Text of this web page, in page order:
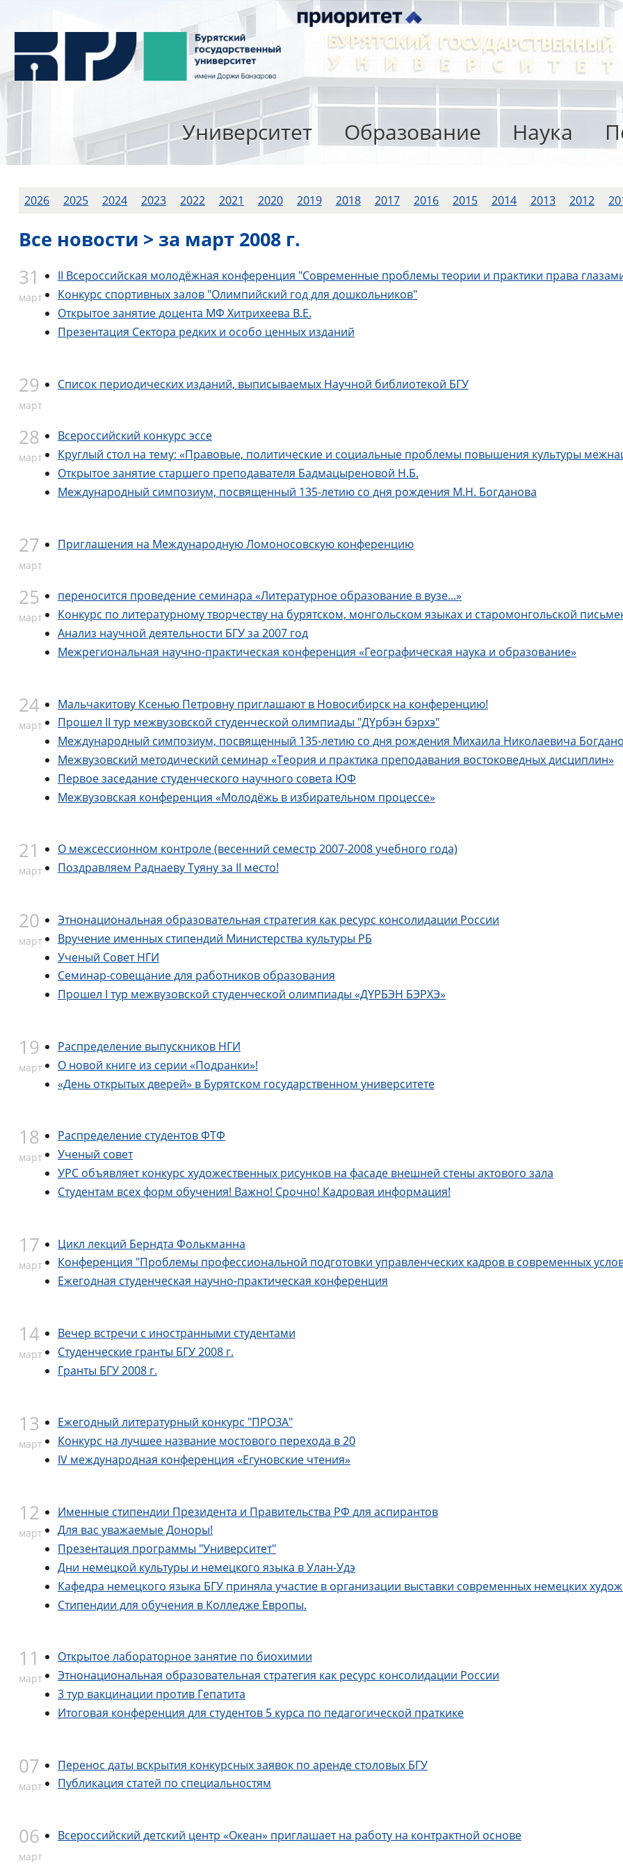
Университет Образование Наука
2026 2025 2024 2023 2022 2021 2020 2019 2018 2017 2016 2015 2014 2013 2012
Все новости > за март 2008 г.
31
март
II Всероссийская молодёжная конференция "Современные проблемы теории и практики права
Конкурс спортивных залов "Олимпийский год для дошкольников"
Открытое занятие доцента МФ Хитрихеева В.Е.
Презентация Сектора редких и особо ценных изданий
29
март
Список периодических изданий, выписываемых Научной библиотекой БГУ
28
март
Всероссийский конкурс эссе
Круглый стол на тему: «Правовые, политические и социальные проблемы повышения культуры
Открытое занятие старшего преподавателя Бадмацыреновой Н.Б.
Международный симпозиум, посвященный 135-летию со дня рождения М.Н. Богданова
27
март
Приглашения на Международную Ломоносовскую конференцию
25
март
переносится проведение семинара «Литературное образование в вузе...»
Конкурс по литературному творчеству на бурятском, монгольском языках и старомонгольской
Анализ научной деятельности БГУ за 2007 год
Межрегиональная научно-практическая конференция «Географическая наука и образование»
24
март
Мальчакитову Ксенью Петровну приглашают в Новосибирск на конференцию!
Прошел II тур межвузовской студенческой олимпиады "ДYрбэн бэрхэ"
Международный симпозиум, посвященный 135-летию со дня рождения Михаила Николаевича
Межвузовский методический семинар «Теория и практика преподавания востоковедных дисциплин»
Первое заседание студенческого научного совета ЮФ
Межвузовская конференция «Молодёжь в избирательном процессе»
21
март
О межсессионном контроле (весенний семестр 2007-2008 учебного года)
Поздравляем Раднаеву Туяну за II место!
20
март
Этнонациональная образовательная стратегия как ресурс консолидации России
Вручение именных стипендий Министерства культуры РБ
Ученый Совет НГИ
Семинар-совещание для работников образования
Прошел I тур межвузовской студенческой олимпиады «ДYРБЭН БЭРХЭ»
19
март
Распределение выпускников НГИ
О новой книге из серии «Подранки»!
«День открытых дверей» в Бурятском государственном университете
18
март
Распределение студентов ФТФ
Ученый совет
УРС объявляет конкурс художественных рисунков на фасаде внешней стены актового зала
Студентам всех форм обучения! Важно! Срочно! Кадровая информация!
17
март
Цикл лекций Берндта Фолькманна
Конференция "Проблемы профессиональной подготовки управленческих кадров в современных
Ежегодная студенческая научно-практическая конференция
14
март
Вечер встречи с иностранными студентами
Студенческие гранты БГУ 2008 г.
Гранты БГУ 2008 г.
13
март
Ежегодный литературный конкурс "ПРОЗА"
Конкурс на лучшее название мостового перехода в 20
IV международная конференция «Егуновские чтения»
12
март
Именные стипендии Президента и Правительства РФ для аспирантов
Для вас уважаемые Доноры!
Презентация программы "Университет"
Дни немецкой культуры и немецкого языка в Улан-Удэ
Кафедра немецкого языка БГУ приняла участие в организации выставки современных немецких
Стипендии для обучения в Колледже Европы.
11
март
Открытое лабораторное занятие по биохимии
Этнонациональная образовательная стратегия как ресурс консолидации России
3 тур вакцинации против Гепатита
Итоговая конференция для студентов 5 курса по педагогической праткике
07
март
Перенос даты вскрытия конкурсных заявок по аренде столовых БГУ
Публикация статей по специальностям
06
март
Всероссийский детский центр «Океан» приглашает на работу на контрактной основе